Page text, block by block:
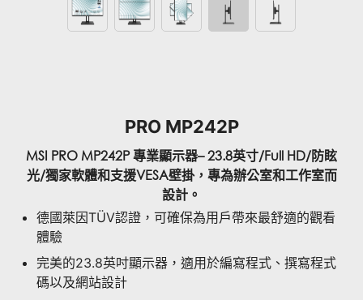
PRO MP242P
MSI PRO MP242P 專業顯示器– 23.8英寸/Full HD/防眩
光/獨家軟體和支援VESA壁掛，專為辦公室和工作室而
設計。
德國萊因TÜV認證，可確保為用戶帶來最舒適的觀看
體驗
完美的23.8英吋顯示器，適用於編寫程式、撰寫程式
碼以及網站設計